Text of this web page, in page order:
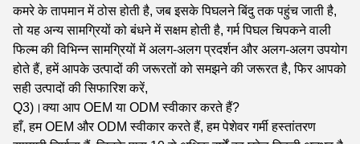
कमरे के तापमान में ठोस होती है, जब इसके पिघलने बिंदु तक पहुंच जाती है,
तो यह अन्य सामग्रियों को बंधने में सक्षम होती है, गर्म पिघल चिपकने वाली
फिल्म की विभिन्न सामग्रियों में अलग-अलग प्रदर्शन और अलग-अलग उपयोग
होते हैं, हमें आपके उत्पादों की जरूरतों को समझने की जरूरत है, फिर आपको
सही उत्पादों की सिफारिश करें,
Q3)।क्या आप OEM या ODM स्वीकार करते हैं?
हाँ, हम OEM और ODM स्वीकार करते हैं, हम पेशेवर गर्मी हस्तांतरण